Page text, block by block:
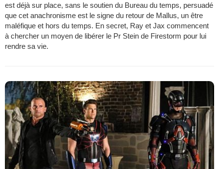
est déjà sur place, sans le soutien du Bureau du temps, persuadé
que cet anachronisme est le signe du retour de Mallus, un être
maléfique et hors du temps. En secret, Ray et Jax commencent
à chercher un moyen de libérer le Pr Stein de Firestorm pour lui
rendre sa vie.